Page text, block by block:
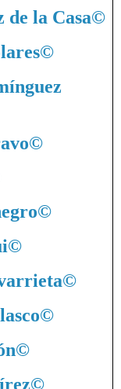
la Casa©
©
©
©
©
©
©
©
©